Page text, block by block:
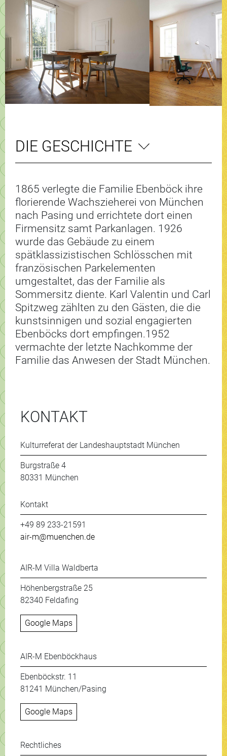
DIE GESCHICHTE
1865 verlegte die Familie Ebenböck ihre
florierende Wachszieherei von München
nach Pasing und errichtete dort einen
Firmensitz samt Parkanlagen. 1926
wurde das Gebäude zu einem
spätklassizistischen Schlösschen mit
französischen Parkelementen
umgestaltet, das der Familie als
Sommersitz diente. Karl Valentin und Carl
Spitzweg zählten zu den Gästen, die die
kunstsinnigen und sozial engagierten
Ebenböcks dort empfingen.1952
vermachte der letzte Nachkomme der
Familie das Anwesen der Stadt München.
KONTAKT
Kulturreferat der Landeshauptstadt München
Burgstraße 4
80331 München
Kontakt
+49 89 233-21591
air-m@muenchen.de
AIR-M Villa Waldberta
Höhenbergstraße 25
82340 Feldafing
Google Maps
AIR-M Ebenböckhaus
Ebenböckstr. 11
81241 München/Pasing
Google Maps
Weitere Informationen &
Rechtliches